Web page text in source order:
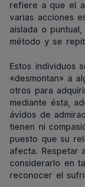
refiere a que el
varias acciones
aislada o
método y se
Estos individuos
«desmontan» a
otros para
mediante ésta,
ávidos de
tienen ni
puesto que su
afecta. Respetar
considerarlo en
reconocer el